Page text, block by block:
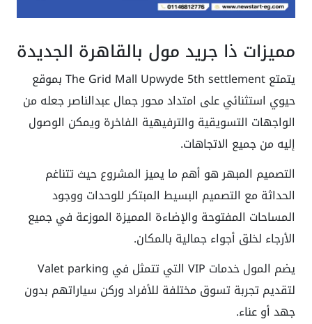
مميزات ذا جريد مول بالقاهرة الجديدة
يتمتع The Grid Mall Upwyde 5th settlement بموقع
حيوي استثنائي على امتداد محور جمال عبدالناصر جعله من
الواجهات التسويقية والترفيهية الفاخرة ويمكن الوصول
إليه من جميع الاتجاهات.
التصميم المبهر هو أهم ما يميز المشروع حيث تتناغم
الحداثة مع التصميم البسيط المبتكر للوحدات ووجود
المساحات المفتوحة والإضاءة المميزة الموزعة في جميع
الأرجاء لخلق أجواء جمالية بالمكان.
يضم المول خدمات VIP التي تتمثل في Valet parking
لتقديم تجربة تسوق مختلفة للأفراد وركن سياراتهم بدون
جهد أو عناء.